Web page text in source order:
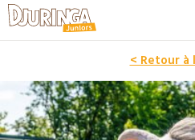
< Retour à